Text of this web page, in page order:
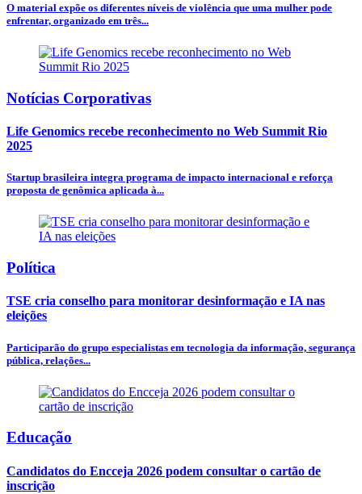
O material expõe os diferentes níveis de violência que uma mulher pode
enfrentar, organizado em três...
Notícias Corporativas
Life Genomics recebe reconhecimento no Web Summit Rio
2025
Startup brasileira integra programa de impacto internacional e reforça
proposta de genômica aplicada à...
Política
TSE cria conselho para monitorar desinformação e IA nas
eleições
Participarão do grupo especialistas em tecnologia da informação, segurança
pública, relações...
Educação
Candidatos do Encceja 2026 podem consultar o cartão de
inscrição